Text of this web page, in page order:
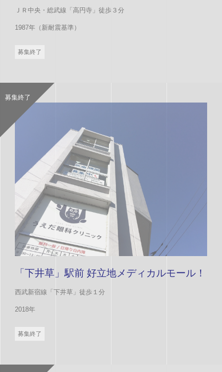
ＪＲ中央・総武線「高円寺」徒歩３分
1987年（新耐震基準）
募集終了
「下井草」駅前 好立地メディカルモール！
西武新宿線「下井草」徒歩１分
2018年
募集終了
募集終了